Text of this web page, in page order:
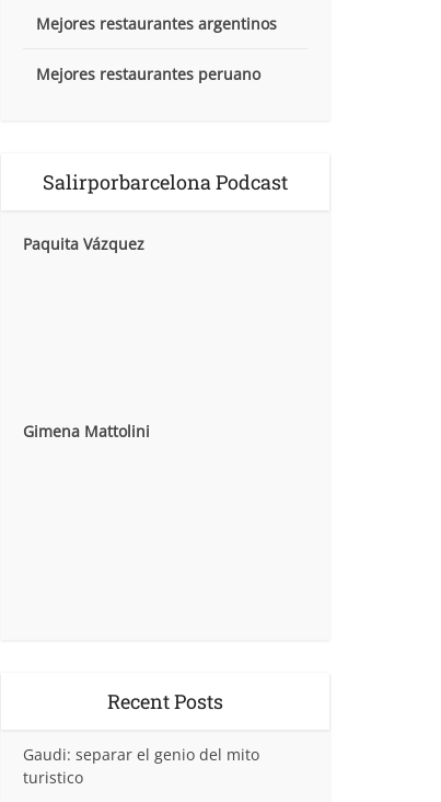
Mejores restaurantes argentinos
Mejores restaurantes peruano
Salirporbarcelona Podcast
Paquita Vázquez
Gimena Mattolini
Recent Posts
Gaudi: separar el genio del mito
turistico